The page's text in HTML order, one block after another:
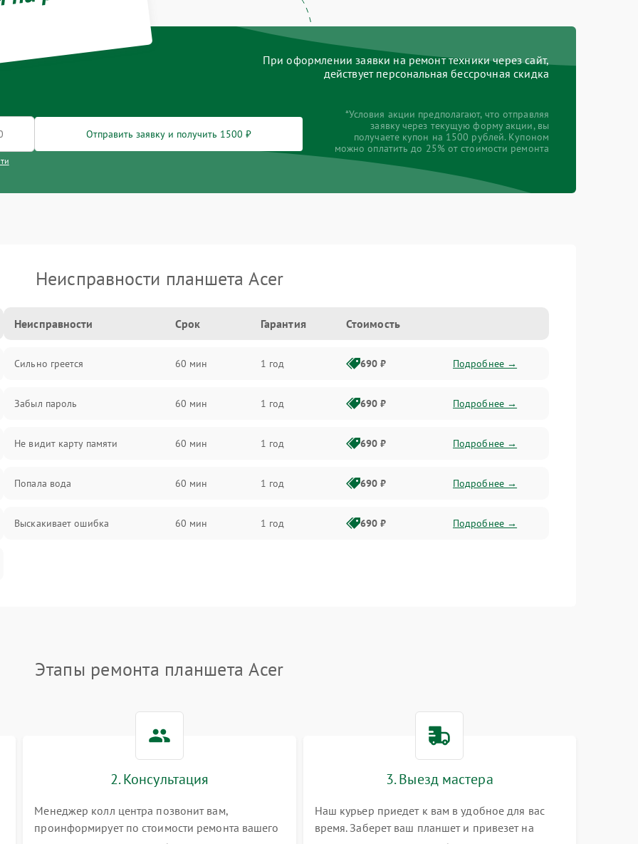
При оформлении заявки на ремонт техники через сайт,
действует персональная бессрочная скидка
Отправить заявку и получить 1500 ₽
*Условия акции предполагают, что отправляя
заявку через текущую форму акции, вы
получаете купон на 1500 рублей. Купоном
можно оплатить до 25% от стоимости ремонта
Неисправности планшета Acer
Неисправности Срок Гарантия Стоимость
Сильно греется 60 мин 1 год 690 ₽ Подробнее →
Забыл пароль 60 мин 1 год 690 ₽ Подробнее →
Не видит карту памяти 60 мин 1 год 690 ₽ Подробнее →
Попала вода 60 мин 1 год 690 ₽ Подробнее →
Выскакивает ошибка 60 мин 1 год 690 ₽ Подробнее →
Этапы ремонта планшета Acer
2. Консультация
Менеджер колл центра позвонит вам,
проинформирует по стоимости ремонта вашего
3. Выезд мастера
Наш курьер приедет к вам в удобное для вас
время. Заберет ваш планшет и привезет на